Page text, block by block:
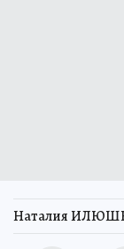
Наталия